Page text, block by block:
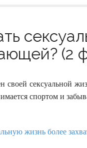
(2
своей сексуальной
спортом и